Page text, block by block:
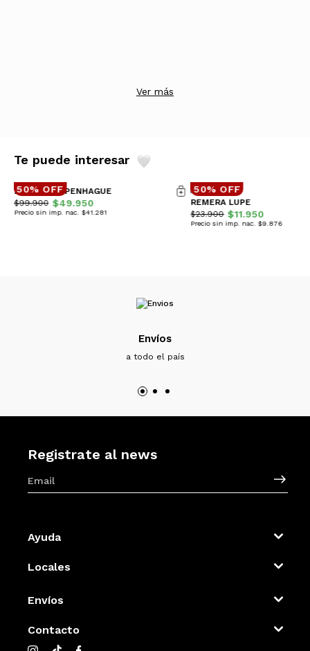
Ver más
Te puede interesar
50% OFF
BOMBER COPENHAGUE
$99.900 $49.950
Precio sin imp. nac. $41.281
50% OFF
REMERA LUPE
$23.900 $11.950
Precio sin imp. nac. $9.876
Envíos
a todo el país
Registrate al news
Ayuda
Locales
Envíos
Contacto